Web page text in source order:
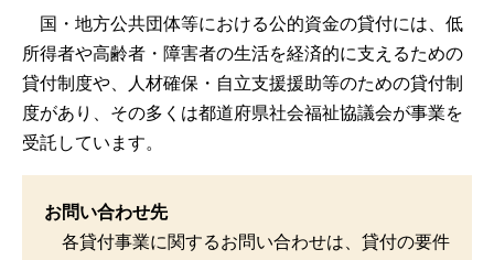
国・地方公共団体等における公的資金の貸付には、低
所得者や高齢者・障害者の生活を経済的に支えるための
貸付制度や、人材確保・自立支援援助等のための貸付制
度があり、その多くは都道府県社会福祉協議会が事業を
受託しています。
お問い合わせ先
各貸付事業に関するお問い合わせは、貸付の要件